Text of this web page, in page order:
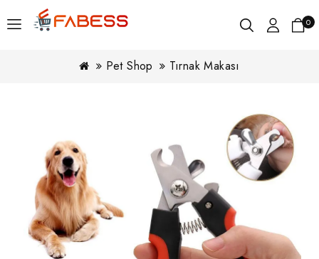
0
Pet Shop Tırnak Makası